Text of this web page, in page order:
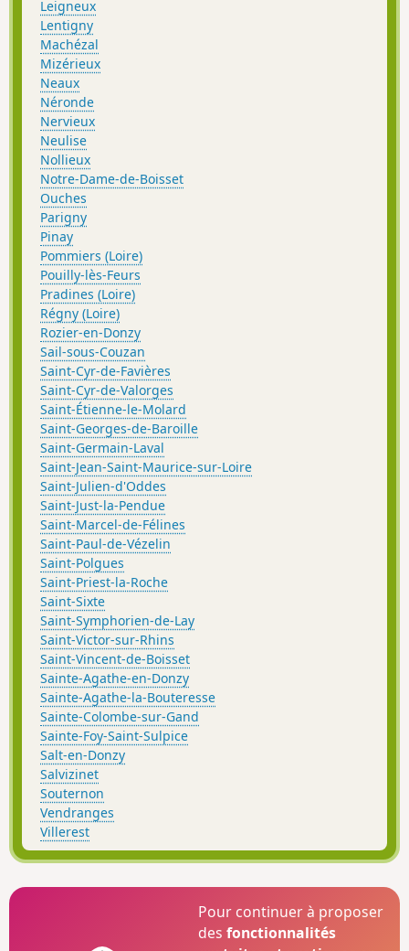
Leigneux
Lentigny
Machézal
Mizérieux
Neaux
Néronde
Nervieux
Neulise
Nollieux
Notre-Dame-de-Boisset
Ouches
Parigny
Pinay
Pommiers (Loire)
Pouilly-lès-Feurs
Pradines (Loire)
Régny (Loire)
Rozier-en-Donzy
Sail-sous-Couzan
Saint-Cyr-de-Favières
Saint-Cyr-de-Valorges
Saint-Étienne-le-Molard
Saint-Georges-de-Baroille
Saint-Germain-Laval
Saint-Jean-Saint-Maurice-sur-Loire
Saint-Julien-d'Oddes
Saint-Just-la-Pendue
Saint-Marcel-de-Félines
Saint-Paul-de-Vézelin
Saint-Polgues
Saint-Priest-la-Roche
Saint-Sixte
Saint-Symphorien-de-Lay
Saint-Victor-sur-Rhins
Saint-Vincent-de-Boisset
Sainte-Agathe-en-Donzy
Sainte-Agathe-la-Bouteresse
Sainte-Colombe-sur-Gand
Sainte-Foy-Saint-Sulpice
Salt-en-Donzy
Salvizinet
Souternon
Vendranges
Villerest
Pour continuer à proposer
desfonctionnalités